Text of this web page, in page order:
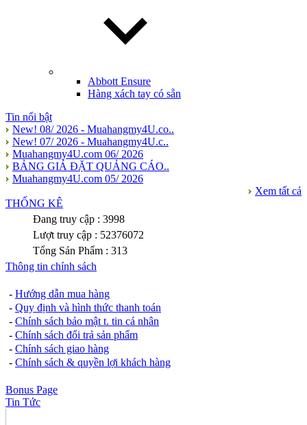
Abbott Ensure
Hàng xách tay có sẵn
Tin nổi bật
New! 08/ 2026 - Muahangmy4U.co..
New! 07/ 2026 - Muahangmy4U.c..
Muahangmy4U.com 06/ 2026
BẢNG GIÁ ĐẶT QUẢNG CÁO..
Muahangmy4U.com 05/ 2026
Xem tất cả
THỐNG KÊ
Đang truy cập : 3998
Lượt truy cập : 52376072
Tổng Sản Phẩm : 313
Thông tin chính sách
- Hướng dẫn mua hàng
- Quy định và hình thức thanh toán
- Chính sách bảo mật t. tin cá nhân
- Chính sách đổi trả sản phẩm
- Chính sách giao hàng
- Chính sách & quyền lợi khách hàng
Bonus Page
Tin Tức